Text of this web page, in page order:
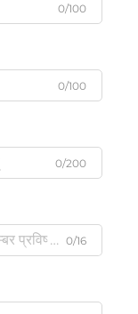
0/100
0/100
0/200
0/16